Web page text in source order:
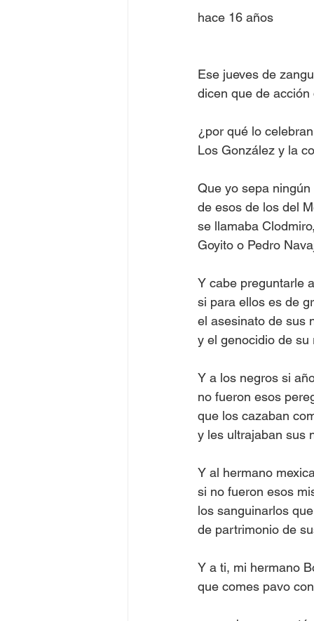
hace 16 años
Ese jueves de
dicen que de acción
¿por qué lo
Los González y la
Que yo sepa ningún
de esos de los del
se llamaba Clodmiro,
Goyito o Pedro
Y cabe preguntarle
si para ellos es de
el asesinato de sus
y el genocidio de su
Y a los negros si
no fueron esos
que los cazaban
y les ultrajaban sus
Y al hermano
si no fueron esos
los sanguinarlos
de partrimonio de
Y a ti, mi hermano
que comes pavo